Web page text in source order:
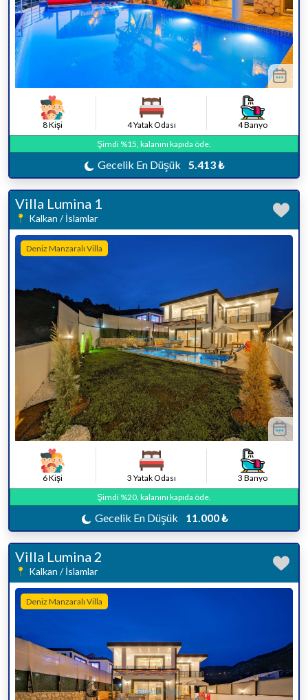
8 Kişi 4 Yatak Odası
4 Banyo
Şimdi %15, kalanını kapıda öde.
Gecelik En Düşük 5.413 ₺
Villa Lumina 1
Kalkan / İslamlar
Deniz Manzaralı Villa
6 Kişi 3 Yatak Odası
3 Banyo
Şimdi %20, kalanını kapıda öde.
Gecelik En Düşük 11.000 ₺
Villa Lumina 2
Kalkan / İslamlar
Deniz Manzaralı Villa